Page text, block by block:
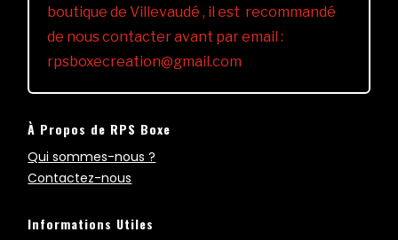
boutique de Villevaudé , il est recommandé
de nous contacter avant par email :
rpsboxecreation@gmail.com
À Propos de RPS Boxe
Qui sommes-nous ?
Contactez-nous
Informations Utiles